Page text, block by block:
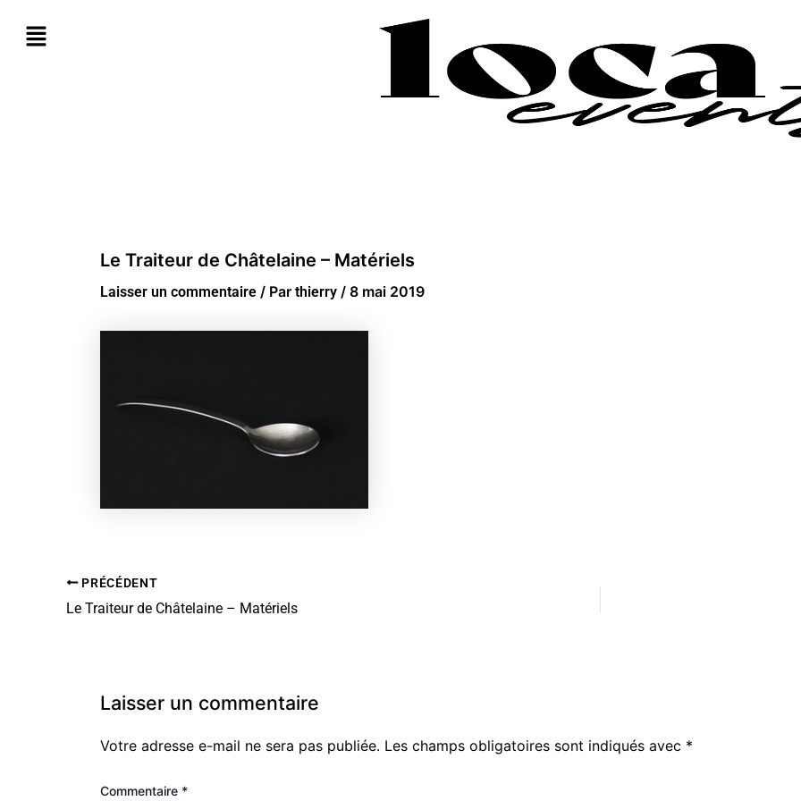
Le Traiteur de Châtelaine – Matériels
Laisser un commentaire / Par thierry / 8 mai 2019
PRÉCÉDENT
Le Traiteur de Châtelaine – Matériels
Laisser un commentaire
Votre adresse e-mail ne sera pas publiée. Les champs obligatoires sont indiqués avec *
Commentaire *